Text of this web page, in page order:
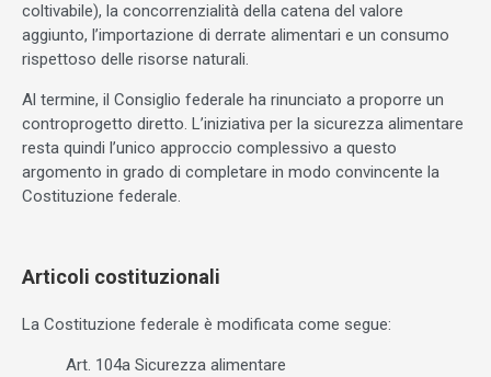
coltivabile), la concorrenzialità della catena del valore
aggiunto, l’importazione di derrate alimentari e un consumo
rispettoso delle risorse naturali.
Al termine, il Consiglio federale ha rinunciato a proporre un
controprogetto diretto. L’iniziativa per la sicurezza alimentare
resta quindi l’unico approccio complessivo a questo
argomento in grado di completare in modo convincente la
Costituzione federale.
Articoli costituzionali
La Costituzione federale è modificata come segue:
Art. 104a Sicurezza alimentare